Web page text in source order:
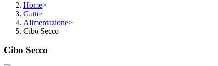
Home>
Gatti>
Alimentazione>
Cibo Secco
Cibo Secco